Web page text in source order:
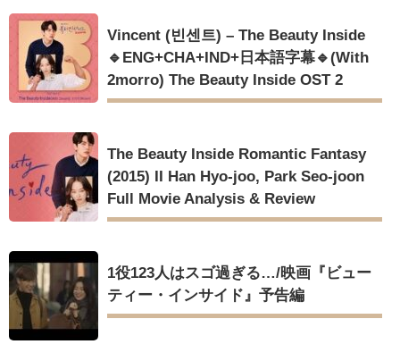
Vincent (빈센트) – The Beauty Inside
🔹ENG+CHA+IND+日本語字幕🔹(With
2morro) The Beauty Inside OST 2
The Beauty Inside Romantic Fantasy
(2015) II Han Hyo-joo, Park Seo-joon
Full Movie Analysis & Review
1役123人はスゴ過ぎる…/映画『ビュー
ティー・インサイド』予告編